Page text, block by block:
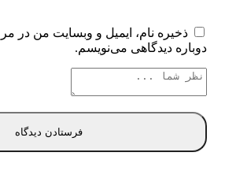
ذخیره نام، ایمیل و وبسایت من در
دوباره دیدگاهی می‌نویسم.